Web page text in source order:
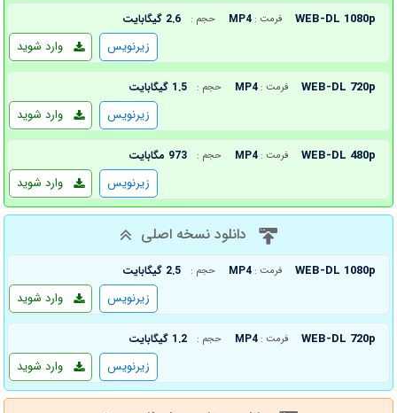
WEB-DL 1080p فرمت : MP4 حجم : 2.6 گیگابایت
وارد شوید زیرنویس
WEB-DL 720p فرمت : MP4 حجم : 1.5 گیگابایت
وارد شوید زیرنویس
WEB-DL 480p فرمت : MP4 حجم : 973 مگابایت
وارد شوید زیرنویس
دانلود نسخه اصلی
WEB-DL 1080p فرمت : MP4 حجم : 2.5 گیگابایت
وارد شوید زیرنویس
WEB-DL 720p فرمت : MP4 حجم : 1.2 گیگابایت
وارد شوید زیرنویس